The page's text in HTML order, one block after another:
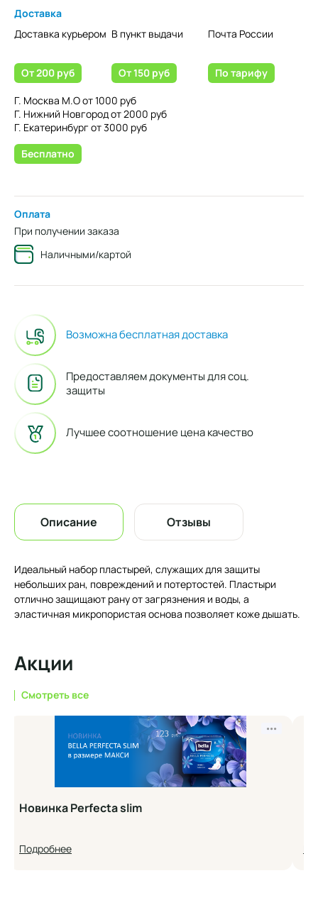
Доставка
Доставка курьером
От 200 руб
Г. Москва М.О от 1000 руб
Г. Нижний Новгород от 2000 руб
Г. Екатеринбург от 3000 руб
Бесплатно
В пункт выдачи
От 150 руб
Почта России
По тарифу
Оплата
При получении заказа
Наличными/картой
Возможна бесплатная доставка
Предоставляем документы для соц.
защиты
Лучшее соотношение цена качество
Описание Отзывы
Идеальный набор пластырей, служащих для защиты
небольших ран, повреждений и потертостей. Пластыри
отлично защищают рану от загрязнения и воды, а
эластичная микропористая основа позволяет коже дышать.
Акции
Смотреть все
•••
Новинка Perfecta slim
Подробнее